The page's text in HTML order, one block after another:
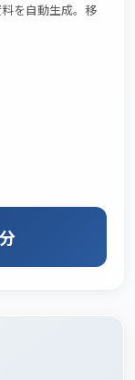
を自動生成。移